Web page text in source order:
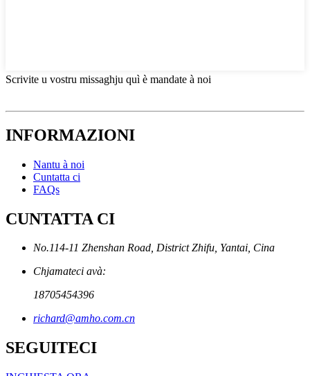
Scrivite u vostru missaghju quì è mandate à noi
INFORMAZIONI
Nantu à noi
Cuntatta ci
FAQs
CUNTATTA CI
No.114-11 Zhenshan Road, District Zhifu, Yantai, Cina
Chjamateci avà:
18705454396
richard@amho.com.cn
SEGUITECI